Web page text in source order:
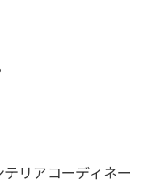
リアコーディネー